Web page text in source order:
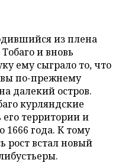
из плена
и вновь
ему сыграло то, что
по-прежнему
далекий остров.
курляндские
территории и
1666 года. К тому
рост встал новый